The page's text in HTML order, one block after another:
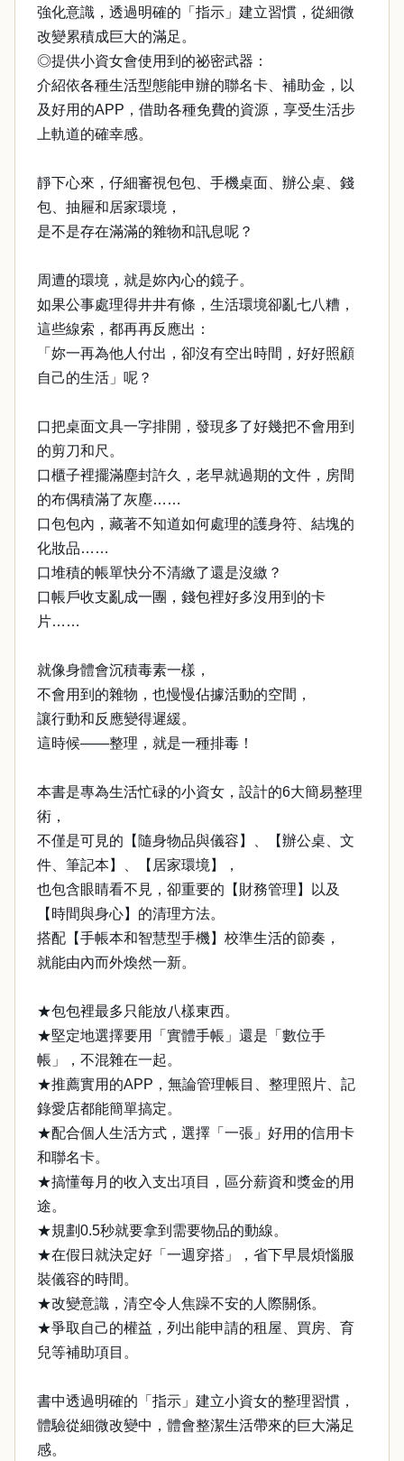
強化意識，透過明確的「指示」建立習慣，從細微
改變累積成巨大的滿足。
◎提供小資女會使用到的祕密武器：
介紹依各種生活型態能申辦的聯名卡、補助金，以
及好用的APP，借助各種免費的資源，享受生活步
上軌道的確幸感。
靜下心來，仔細審視包包、手機桌面、辦公桌、錢
包、抽屜和居家環境，
是不是存在滿滿的雜物和訊息呢？
周遭的環境，就是妳內心的鏡子。
如果公事處理得井井有條，生活環境卻亂七八糟，
這些線索，都再再反應出：
「妳一再為他人付出，卻沒有空出時間，好好照顧
自己的生活」呢？
口把桌面文具一字排開，發現多了好幾把不會用到
的剪刀和尺。
口櫃子裡擺滿塵封許久，老早就過期的文件，房間
的布偶積滿了灰塵……
口包包內，藏著不知道如何處理的護身符、結塊的
化妝品……
口堆積的帳單快分不清繳了還是沒繳？
口帳戶收支亂成一團，錢包裡好多沒用到的卡
片……
就像身體會沉積毒素一樣，
不會用到的雜物，也慢慢佔據活動的空間，
讓行動和反應變得遲緩。
這時候——整理，就是一種排毒！
本書是專為生活忙碌的小資女，設計的6大簡易整理
術，
不僅是可見的【隨身物品與儀容】、【辦公桌、文
件、筆記本】、【居家環境】，
也包含眼睛看不見，卻重要的【財務管理】以及
【時間與身心】的清理方法。
搭配【手帳本和智慧型手機】校準生活的節奏，
就能由內而外煥然一新。
★包包裡最多只能放八樣東西。
★堅定地選擇要用「實體手帳」還是「數位手
帳」，不混雜在一起。
★推薦實用的APP，無論管理帳目、整理照片、記
錄愛店都能簡單搞定。
★配合個人生活方式，選擇「一張」好用的信用卡
和聯名卡。
★搞懂每月的收入支出項目，區分薪資和獎金的用
途。
★規劃0.5秒就要拿到需要物品的動線。
★在假日就決定好「一週穿搭」，省下早晨煩惱服
裝儀容的時間。
★改變意識，清空令人焦躁不安的人際關係。
★爭取自己的權益，列出能申請的租屋、買房、育
兒等補助項目。
書中透過明確的「指示」建立小資女的整理習慣，
體驗從細微改變中，體會整潔生活帶來的巨大滿足
感。